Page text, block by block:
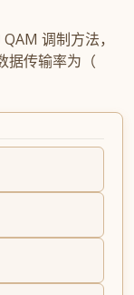
调制方法，
据传输率为（